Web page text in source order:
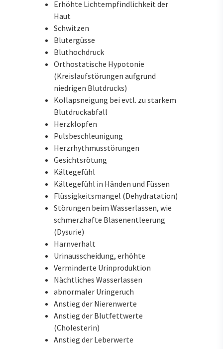
Erhöhte Lichtempfindlichkeit der
Haut
Schwitzen
Blutergüsse
Bluthochdruck
Orthostatische Hypotonie
(Kreislaufstörungen aufgrund
niedrigen Blutdrucks)
Kollapsneigung bei evtl. zu starkem
Blutdruckabfall
Herzklopfen
Pulsbeschleunigung
Herzrhythmusstörungen
Gesichtsrötung
Kältegefühl
Kältegefühl in Händen und Füssen
Flüssigkeitsmangel (Dehydratation)
Störungen beim Wasserlassen, wie
schmerzhafte Blasenentleerung
(Dysurie)
Harnverhalt
Urinausscheidung, erhöhte
Verminderte Urinproduktion
Nächtliches Wasserlassen
abnormaler Uringeruch
Anstieg der Nierenwerte
Anstieg der Blutfettwerte
(Cholesterin)
Anstieg der Leberwerte